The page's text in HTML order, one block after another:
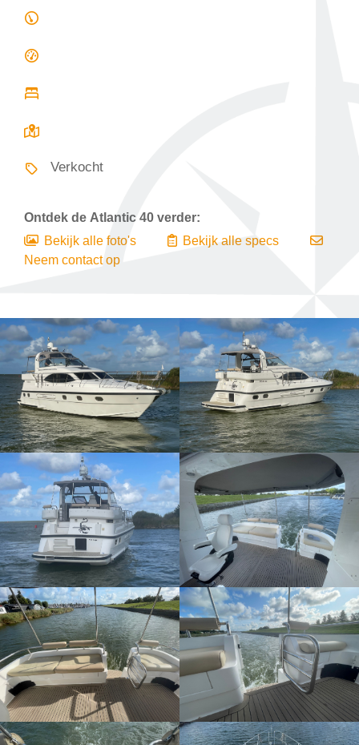
Verkocht
Ontdek de Atlantic 40 verder:
Bekijk alle foto's
Bekijk alle specs
Neem contact op